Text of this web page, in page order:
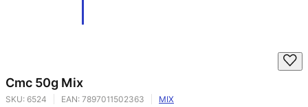
Cmc 50g Mix
SKU: 6524 EAN: 7897011502363 MIX